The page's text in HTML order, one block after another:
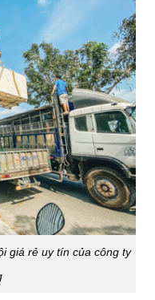
giá rẻ uy tín của công ty